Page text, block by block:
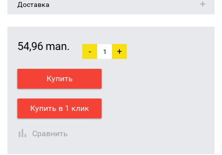
Доставка
54,96 man. - +
Купить
Купить в 1 клик
Сравнить